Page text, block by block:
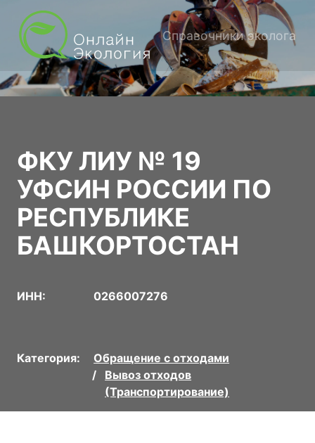
Справочники эколога
ФКУ ЛИУ № 19
УФСИН РОССИИ ПО
РЕСПУБЛИКЕ
БАШКОРТОСТАН
ИНН: 0266007276
Категория:
Обращение с отходами
Вывоз отходов
(Транспортирование)